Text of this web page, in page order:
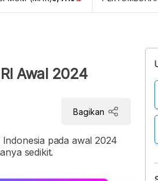
Awal 2024
Bagikan
pada awal 2024
sedikit.